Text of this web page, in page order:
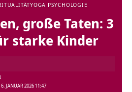
YOGA PSYCHOLOGIE
große Taten: 3
starke Kinder
JANUAR 2026 11:47